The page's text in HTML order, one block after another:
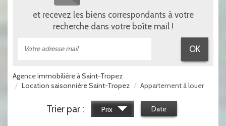
et recevez les biens correspondants à votre
recherche dans votre boîte mail !
OK
Agence immobilière à Saint-Tropez
Location saisonnière Saint-Tropez
Appartement à louer
Trier par : Prix Date